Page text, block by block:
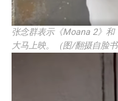
张念群表示《Moana 2》
大马上映。（图/翻摄自脸书